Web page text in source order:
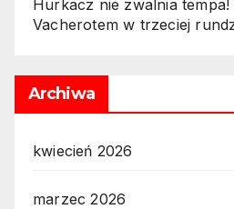
Hurkacz nie zwalnia
Vacherotem w trzeciej
Archiwa
kwiecień 2026
marzec 2026